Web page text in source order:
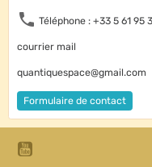
Téléphone : +33 5 61 95
courrier mail
quantiquespace@gmail.com
Formulaire de contact